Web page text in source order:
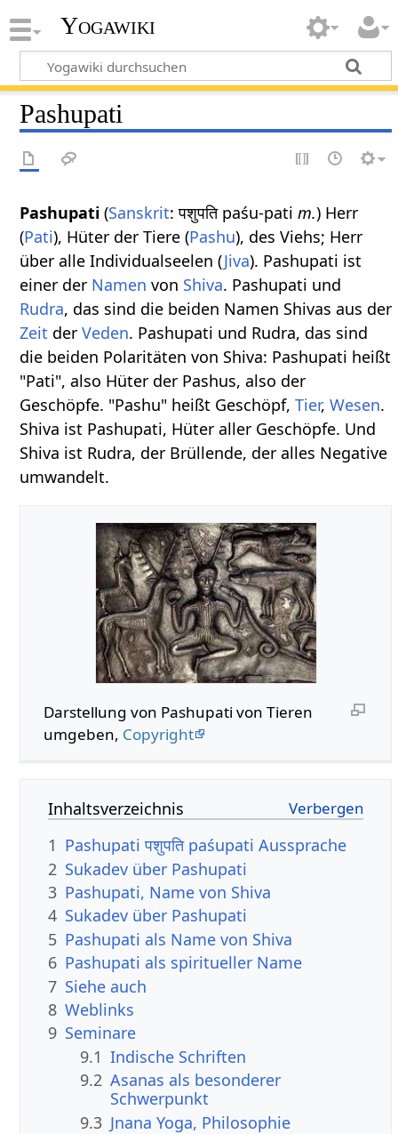
Yogawiki
Pashupati
Pashupati (Sanskrit: पशुपति paśu-patim.) Herr
(Pati), Hüter der Tiere (Pashu), des Viehs; Herr
über alle Individualseelen (Jiva). Pashupati ist
einer der Namen von Shiva. Pashupati und
Rudra, das sind die beiden Namen Shivas aus der
Zeit derVeden. Pashupati und Rudra, das sind
die beiden Polaritäten von Shiva: Pashupati heißt
"Pati", also Hüter der Pashus, also der
Geschöpfe. "Pashu" heißt Geschöpf,Tier,Wesen.
Shiva ist Pashupati, Hüter aller Geschöpfe. Und
Shiva ist Rudra, der Brüllende, der alles Negative
umwandelt.
Darstellung von Pashupati von Tieren
umgeben, Copyright
Inhaltsverzeichnis
1 Pashupati पशुपति paśupati Aussprache
2 Sukadev über Pashupati
3 Pashupati, Name von Shiva
4 Sukadev über Pashupati
5 Pashupati als Name von Shiva
6 Pashupati als spiritueller Name
7 Siehe auch
8 Weblinks
9 Seminare
9.1 Indische Schriften
9.2 Asanas als besonderer
Schwerpunkt
9.3 Jnana Yoga, Philosophie